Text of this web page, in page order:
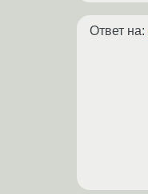
Ответ на: